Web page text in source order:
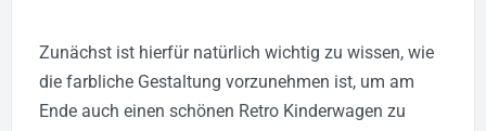
Zunächst ist hierfür natürlich wichtig zu wissen, wie
die farbliche Gestaltung vorzunehmen ist, um am
Ende auch einen schönen Retro Kinderwagen zu